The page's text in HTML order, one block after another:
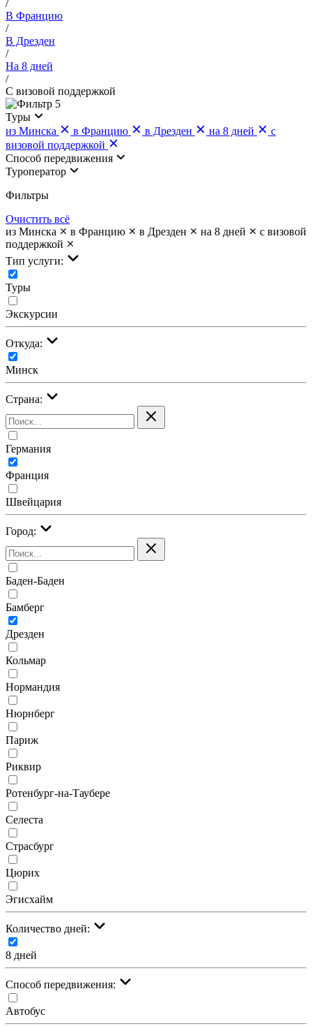
/
В Францию
/
В Дрезден
/
На 8 дней
/
С визовой поддержкой
5
Туры
из Минска
в Францию в Дрезден на 8 дней
с
визовой поддержкой
Cпособ передвижения
Туроператор
Фильтры
Очистить всё
из Минска
в Францию в Дрезден на 8 дней
с визовой
поддержкой
Тип услуги:
Туры
Экскурсии
Откуда:
Минск
Страна:
Германия
Франция
Швейцария
Город:
Баден-Баден
Бамберг
Дрезден
Кольмар
Нормандия
Нюрнберг
Париж
Риквир
Ротенбург-на-Таубере
Селеста
Страсбург
Цюрих
Эгисхайм
Количество дней:
8 дней
Cпособ передвижения:
Автобус